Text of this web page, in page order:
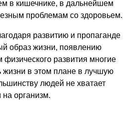
в кишечнике, в дальнейшем
проблемам со здоровьем.
развитию и пропаганде
образ жизни, появлению
развития многие
жизни в этом плане в лучшую
людей не хватает
на организм.